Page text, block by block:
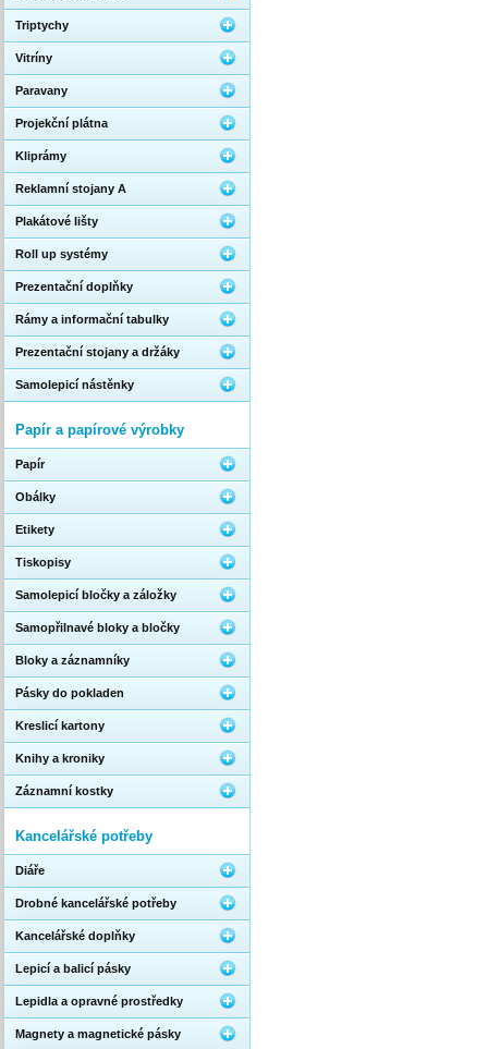
Triptychy
Vitríny
Paravany
Projekční plátna
Kliprámy
Reklamní stojany A
Plakátové lišty
Roll up systémy
Prezentační doplňky
Rámy a informační tabulky
Prezentační stojany a držáky
Samolepicí nástěnky
Papír a papírové výrobky
Papír
Obálky
Etikety
Tiskopisy
Samolepicí bločky a záložky
Samopřilnavé bloky a bločky
Bloky a záznamníky
Pásky do pokladen
Kreslicí kartony
Knihy a kroniky
Záznamní kostky
Kancelářské potřeby
Diáře
Drobné kancelářské potřeby
Kancelářské doplňky
Lepicí a balicí pásky
Lepidla a opravné prostředky
Magnety a magnetické pásky